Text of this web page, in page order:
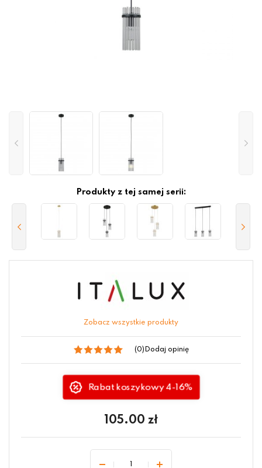
Produkty z tej samej serii:
Zobacz wszystkie produkty
(0) Dodaj opinię
Rabat koszykowy 4-16%
105.00 zł